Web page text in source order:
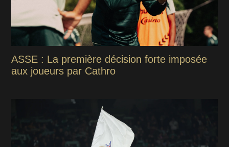
ASSE : La première décision forte imposée
aux joueurs par Cathro